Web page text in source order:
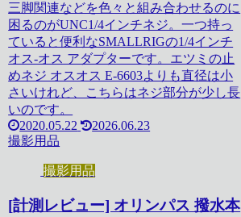
三脚関連などを色々と組み合わせるのに
困るのがUNC1/4インチネジ。一つ持っ
ていると便利なSMALLRIGの1/4インチ
オス-オス アダプターです。エツミの止
めネジ オスオス E-6603よりも直径は小
さいけれど、こちらはネジ部分が少し長
いのです。
2020.05.22
2026.06.23
撮影用品
撮影用品
[計測レビュー] オリンパス 撥水本